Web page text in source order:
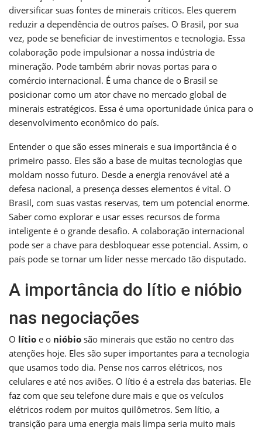
diversificar suas fontes de minerais críticos. Eles querem
reduzir a dependência de outros países. O Brasil, por sua
vez, pode se beneficiar de investimentos e tecnologia. Essa
colaboração pode impulsionar a nossa indústria de
mineração. Pode também abrir novas portas para o
comércio internacional. É uma chance de o Brasil se
posicionar como um ator chave no mercado global de
minerais estratégicos. Essa é uma oportunidade única para o
desenvolvimento econômico do país.
Entender o que são esses minerais e sua importância é o
primeiro passo. Eles são a base de muitas tecnologias que
moldam nosso futuro. Desde a energia renovável até a
defesa nacional, a presença desses elementos é vital. O
Brasil, com suas vastas reservas, tem um potencial enorme.
Saber como explorar e usar esses recursos de forma
inteligente é o grande desafio. A colaboração internacional
pode ser a chave para desbloquear esse potencial. Assim, o
país pode se tornar um líder nesse mercado tão disputado.
A importância do lítio e nióbio
nas negociações
O lítio e o nióbio são minerais que estão no centro das
atenções hoje. Eles são super importantes para a tecnologia
que usamos todo dia. Pense nos carros elétricos, nos
celulares e até nos aviões. O lítio é a estrela das baterias. Ele
faz com que seu telefone dure mais e que os veículos
elétricos rodem por muitos quilômetros. Sem lítio, a
transição para uma energia mais limpa seria muito mais